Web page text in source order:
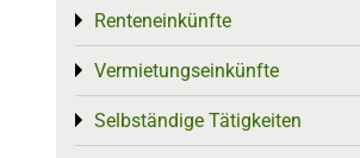
Renteneinkünfte
Toggle menu
Vermietungseinkünfte
Toggle menu
Selbständige Tätigkeiten
Toggle menu